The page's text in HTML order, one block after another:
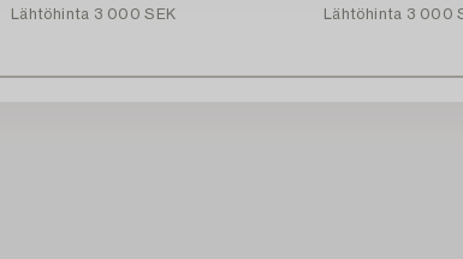
Lähtöhinta 3 000 SEK
Lähtöhinta 3 000